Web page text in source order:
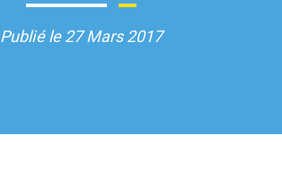
Publié le 27 Mars 2017